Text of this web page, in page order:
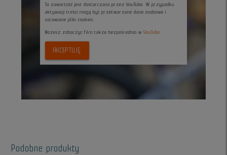
Ta zawartość jest dostarczana przez YouTube. W przypadku
aktywacji treści mogą być przetwarzane dane osobowe i
ustawiane pliki cookies.
Możesz zobaczyc film także bezpośrednio w YouTube
AKCEPTUJĘ
Podobne produkty